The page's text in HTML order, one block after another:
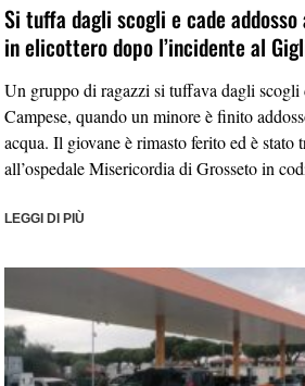
Si tuffa dagli scogli e cade addosso
in elicottero dopo l’incidente al
Un gruppo di ragazzi si tuffava dagli scogli
Campese, quando un minore è finito
acqua. Il giovane è rimasto ferito ed è stato
all’ospedale Misericordia di Grosseto in
LEGGI DI PIÙ